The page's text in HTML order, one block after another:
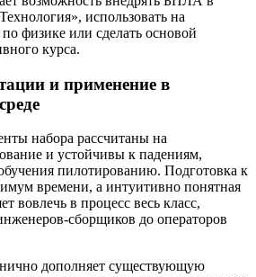
использовать на
физике или сделать основой
курса.
и применение в
набора рассчитаны на
и устойчивы к падениям,
пилотированию. Подготовка к
времени, а интуитивно понятная
вовлечь в процесс весь класс,
сборщиков до операторов
дополняет существующую